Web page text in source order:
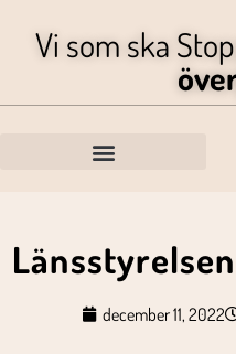
Vi som ska
december 11, 2022